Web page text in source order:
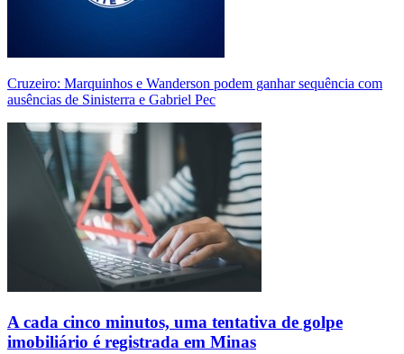
Cruzeiro: Marquinhos e Wanderson podem ganhar sequência com
ausências de Sinisterra e Gabriel Pec
A cada cinco minutos, uma tentativa de golpe
imobiliário é registrada em Minas